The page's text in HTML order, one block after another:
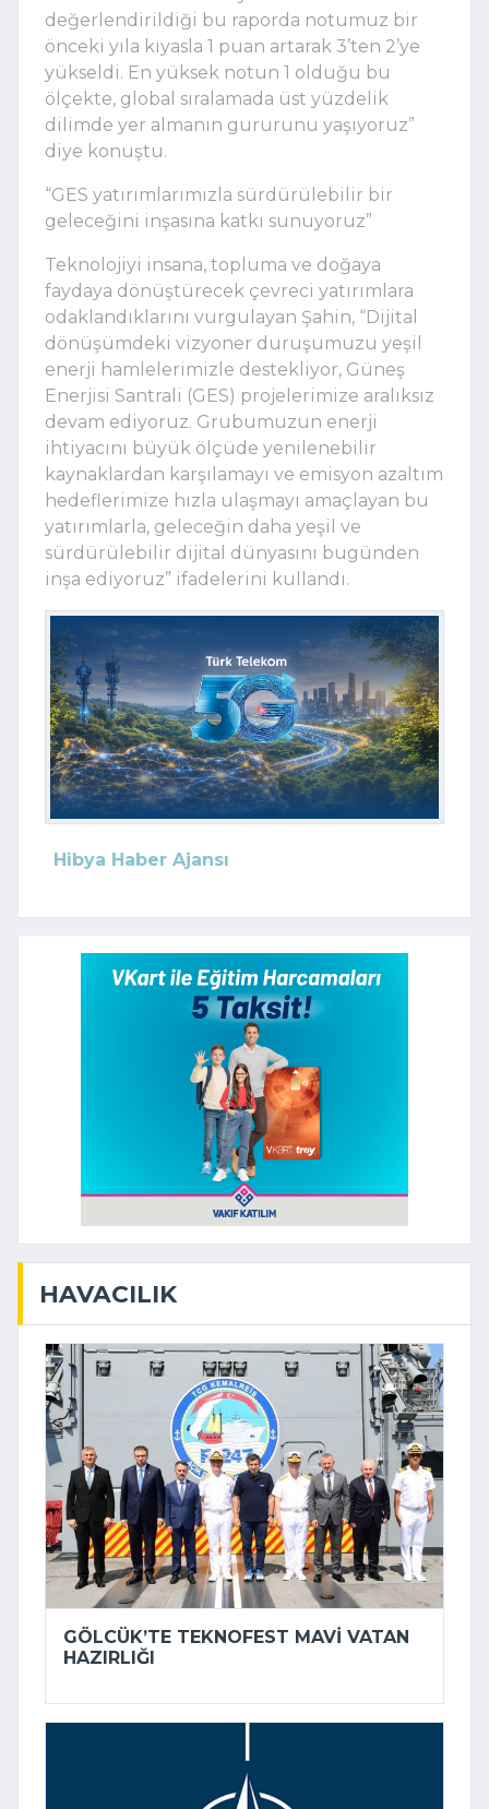
değerlendirildiği bu raporda notumuz bir
önceki yıla kıyasla 1 puan artarak 3’ten 2’ye
yükseldi. En yüksek notun 1 olduğu bu
ölçekte, global sıralamada üst yüzdelik
dilimde yer almanın gururunu yaşıyoruz”
diye konuştu.
“GES yatırımlarımızla sürdürülebilir bir
geleceğini inşasına katkı sunuyoruz”
Teknolojiyi insana, topluma ve doğaya
faydaya dönüştürecek çevreci yatırımlara
odaklandıklarını vurgulayan Şahin, “Dijital
dönüşümdeki vizyoner duruşumuzu yeşil
enerji hamlelerimizle destekliyor, Güneş
Enerjisi Santrali (GES) projelerimize aralıksız
devam ediyoruz. Grubumuzun enerji
ihtiyacını büyük ölçüde yenilenebilir
kaynaklardan karşılamayı ve emisyon azaltım
hedeflerimize hızla ulaşmayı amaçlayan bu
yatırımlarla, geleceğin daha yeşil ve
sürdürülebilir dijital dünyasını bugünden
inşa ediyoruz” ifadelerini kullandı.
Hibya Haber Ajansı
HAVACILIK
GÖLCÜK’TE TEKNOFEST MAVI VATAN
HAZIRLIĞI